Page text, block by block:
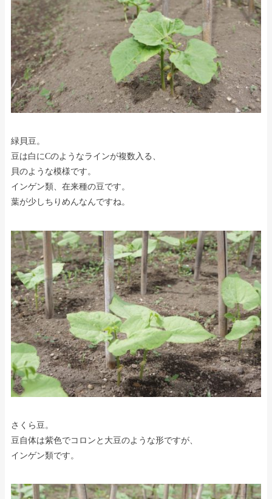
緑貝豆。
豆は白にCのようなラインが複数入る、
貝のような模様です。
インゲン類、在来種の豆です。
葉が少しちりめんなんですね。
さくら豆。
豆自体は紫色でコロンと大豆のような形ですが、
インゲン類です。